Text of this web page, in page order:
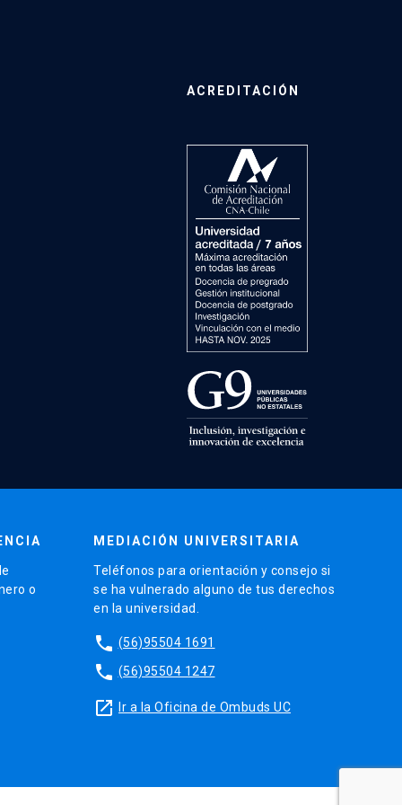
ACREDITACIÓN
o
MEDIACIÓN UNIVERSITARIA
Teléfonos para orientación y consejo si
se ha vulnerado alguno de tus derechos
en la universidad.
phone (56)95504 1691
phone (56)95504 1247
launch Ir a la Oficina de Ombuds UC